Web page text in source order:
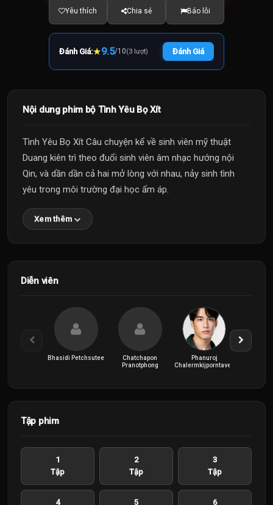
Yêu thích Chia sẻ Báo lỗi
Đánh Giá:★9.5/10(3 lượt) Đánh Giá
Nội dung phim bộ Tình Yêu Bọ Xít
Tình Yêu Bọ Xít Câu chuyện kể về sinh viên mỹ thuật
Duang kiên trì theo đuổi sinh viên âm nhạc hướng nội
Qin, và dần dần cả hai mở lòng với nhau, nảy sinh tình
yêu trong môi trường đại học ấm áp.
Xem thêm
Diễn viên
Bhasidi Petchsutee
Chatchapon
Pranotphong
Phanuroj
Chalermkijporntavee
Tập phim
1
Tập
2
Tập
3
Tập
4
5
6